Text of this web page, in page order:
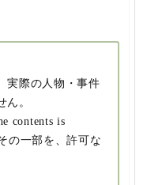
実際の人物・事件
。
contents is
の一部を、許可な